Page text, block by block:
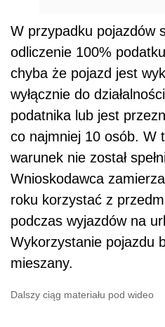
W przypadku pojazdów
odliczenie 100%
chyba że pojazd jest
wyłącznie do
podatnika lub jest
co najmniej 10 osób. W
warunek nie został
Wnioskodawca
roku korzystać z
podczas wyjazdów na
Wykorzystanie pojazdu
mieszany.
Dalszy ciąg materiału pod wideo